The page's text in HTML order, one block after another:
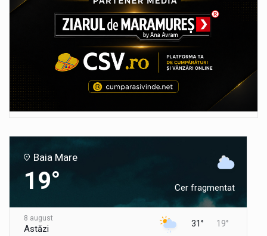
Baia Mare
19° Cer fragmentat
8 august
Astăzi 31° 19°